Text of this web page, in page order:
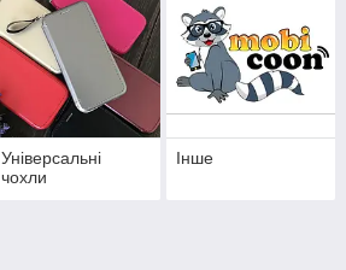
Універсальні
чохли
Інше